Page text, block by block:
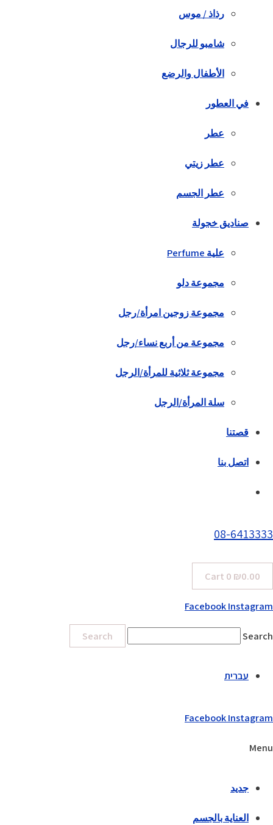
رذاذ / موس
شامبو للرجال
الأطفال والرضع
في العطور
عطر
عطر زيتي
عطر الجسم
صناديق خجولة
علية Perfume
مجموعة دلو
مجموعة زوجين امرأة/رجل
مجموعة من أربع نساء/رجل
مجموعة ثلاثية للمرأة/الرجل
سلة المرأة/الرجل
قصتنا
اتصل بنا
08-6413333
₪0.00
0
Cart
FacebookInstagram
Search
Search
עברית
FacebookInstagram
Menu
جديد
العناية بالجسم